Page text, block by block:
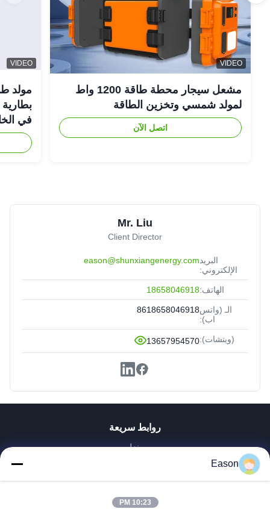
VIDEO
مشعل سيجار محطة طاقة 1200 واط
لمولد شمسي وتخزين الطاقة
اتصل الآن
VIDEO
في
Mr. Liu
Client Director
البريد
الإلكتروني:
eason@shunxiangenergy.com
الهاتف:18658046918
الـ (واتس
اب):
8618658046918
(ويتشات):13657954570
روابط سريعة
منزل
Eason
10:23 PM